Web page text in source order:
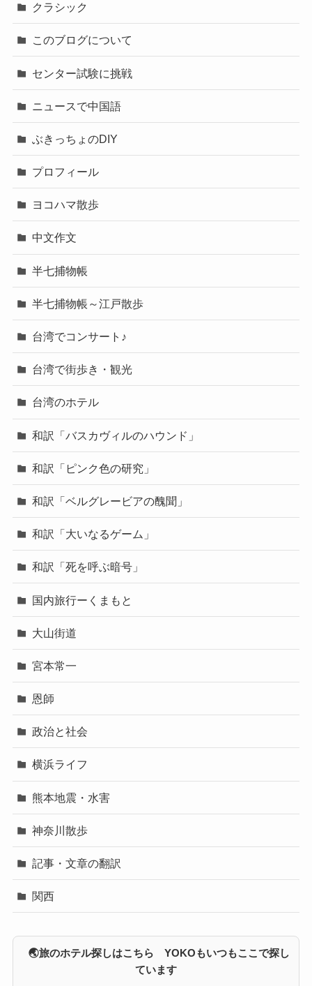
クラシック
このブログについて
センター試験に挑戦
ニュースで中国語
ぶきっちょのDIY
プロフィール
ヨコハマ散歩
中文作文
半七捕物帳
半七捕物帳～江戸散歩
台湾でコンサート♪
台湾で街歩き・観光
台湾のホテル
和訳「バスカヴィルのハウンド」
和訳「ピンク色の研究」
和訳「ベルグレービアの醜聞」
和訳「大いなるゲーム」
和訳「死を呼ぶ暗号」
国内旅行ーくまもと
大山街道
宮本常一
恩師
政治と社会
横浜ライフ
熊本地震・水害
神奈川散歩
記事・文章の翻訳
関西
🌏旅のホテル探しはこちら YOKOもいつもここで探し
ています